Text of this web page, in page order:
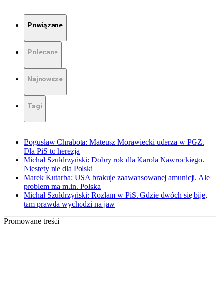
Powiązane
Polecane
Najnowsze
Tagi
Bogusław Chrabota: Mateusz Morawiecki uderza w PGZ.
Dla PiS to herezja
Michał Szułdrzyński: Dobry rok dla Karola Nawrockiego.
Niestety nie dla Polski
Marek Kutarba: USA brakuje zaawansowanej amunicji. Ale
problem ma m.in. Polska
Michał Szułdrzyński: Rozłam w PiS. Gdzie dwóch się bije,
tam prawda wychodzi na jaw
Promowane treści